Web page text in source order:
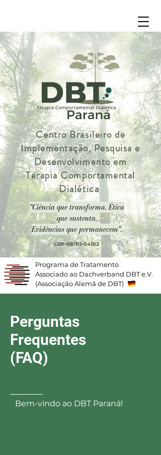
Centro Brasileiro de
Implementação, Pesquisa e
Desenvolvimento em
Terapia Comportamental
Dialética
"Ciência que transforma. Ética
que sustenta.
Evidências que permanecem".
CRP-08/PJ-04182
Programa de Tratamento
Associado ao Dachverband DBT e.V.
(Associação Alemã de DBT)
Perguntas
Frequentes
(FAQ)
Bem-vindo ao DBT Paraná!